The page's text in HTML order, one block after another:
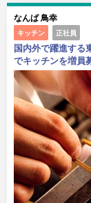
なんば 鳥幸
キッチン 正社員
国内外で躍進する
でキッチンを増員